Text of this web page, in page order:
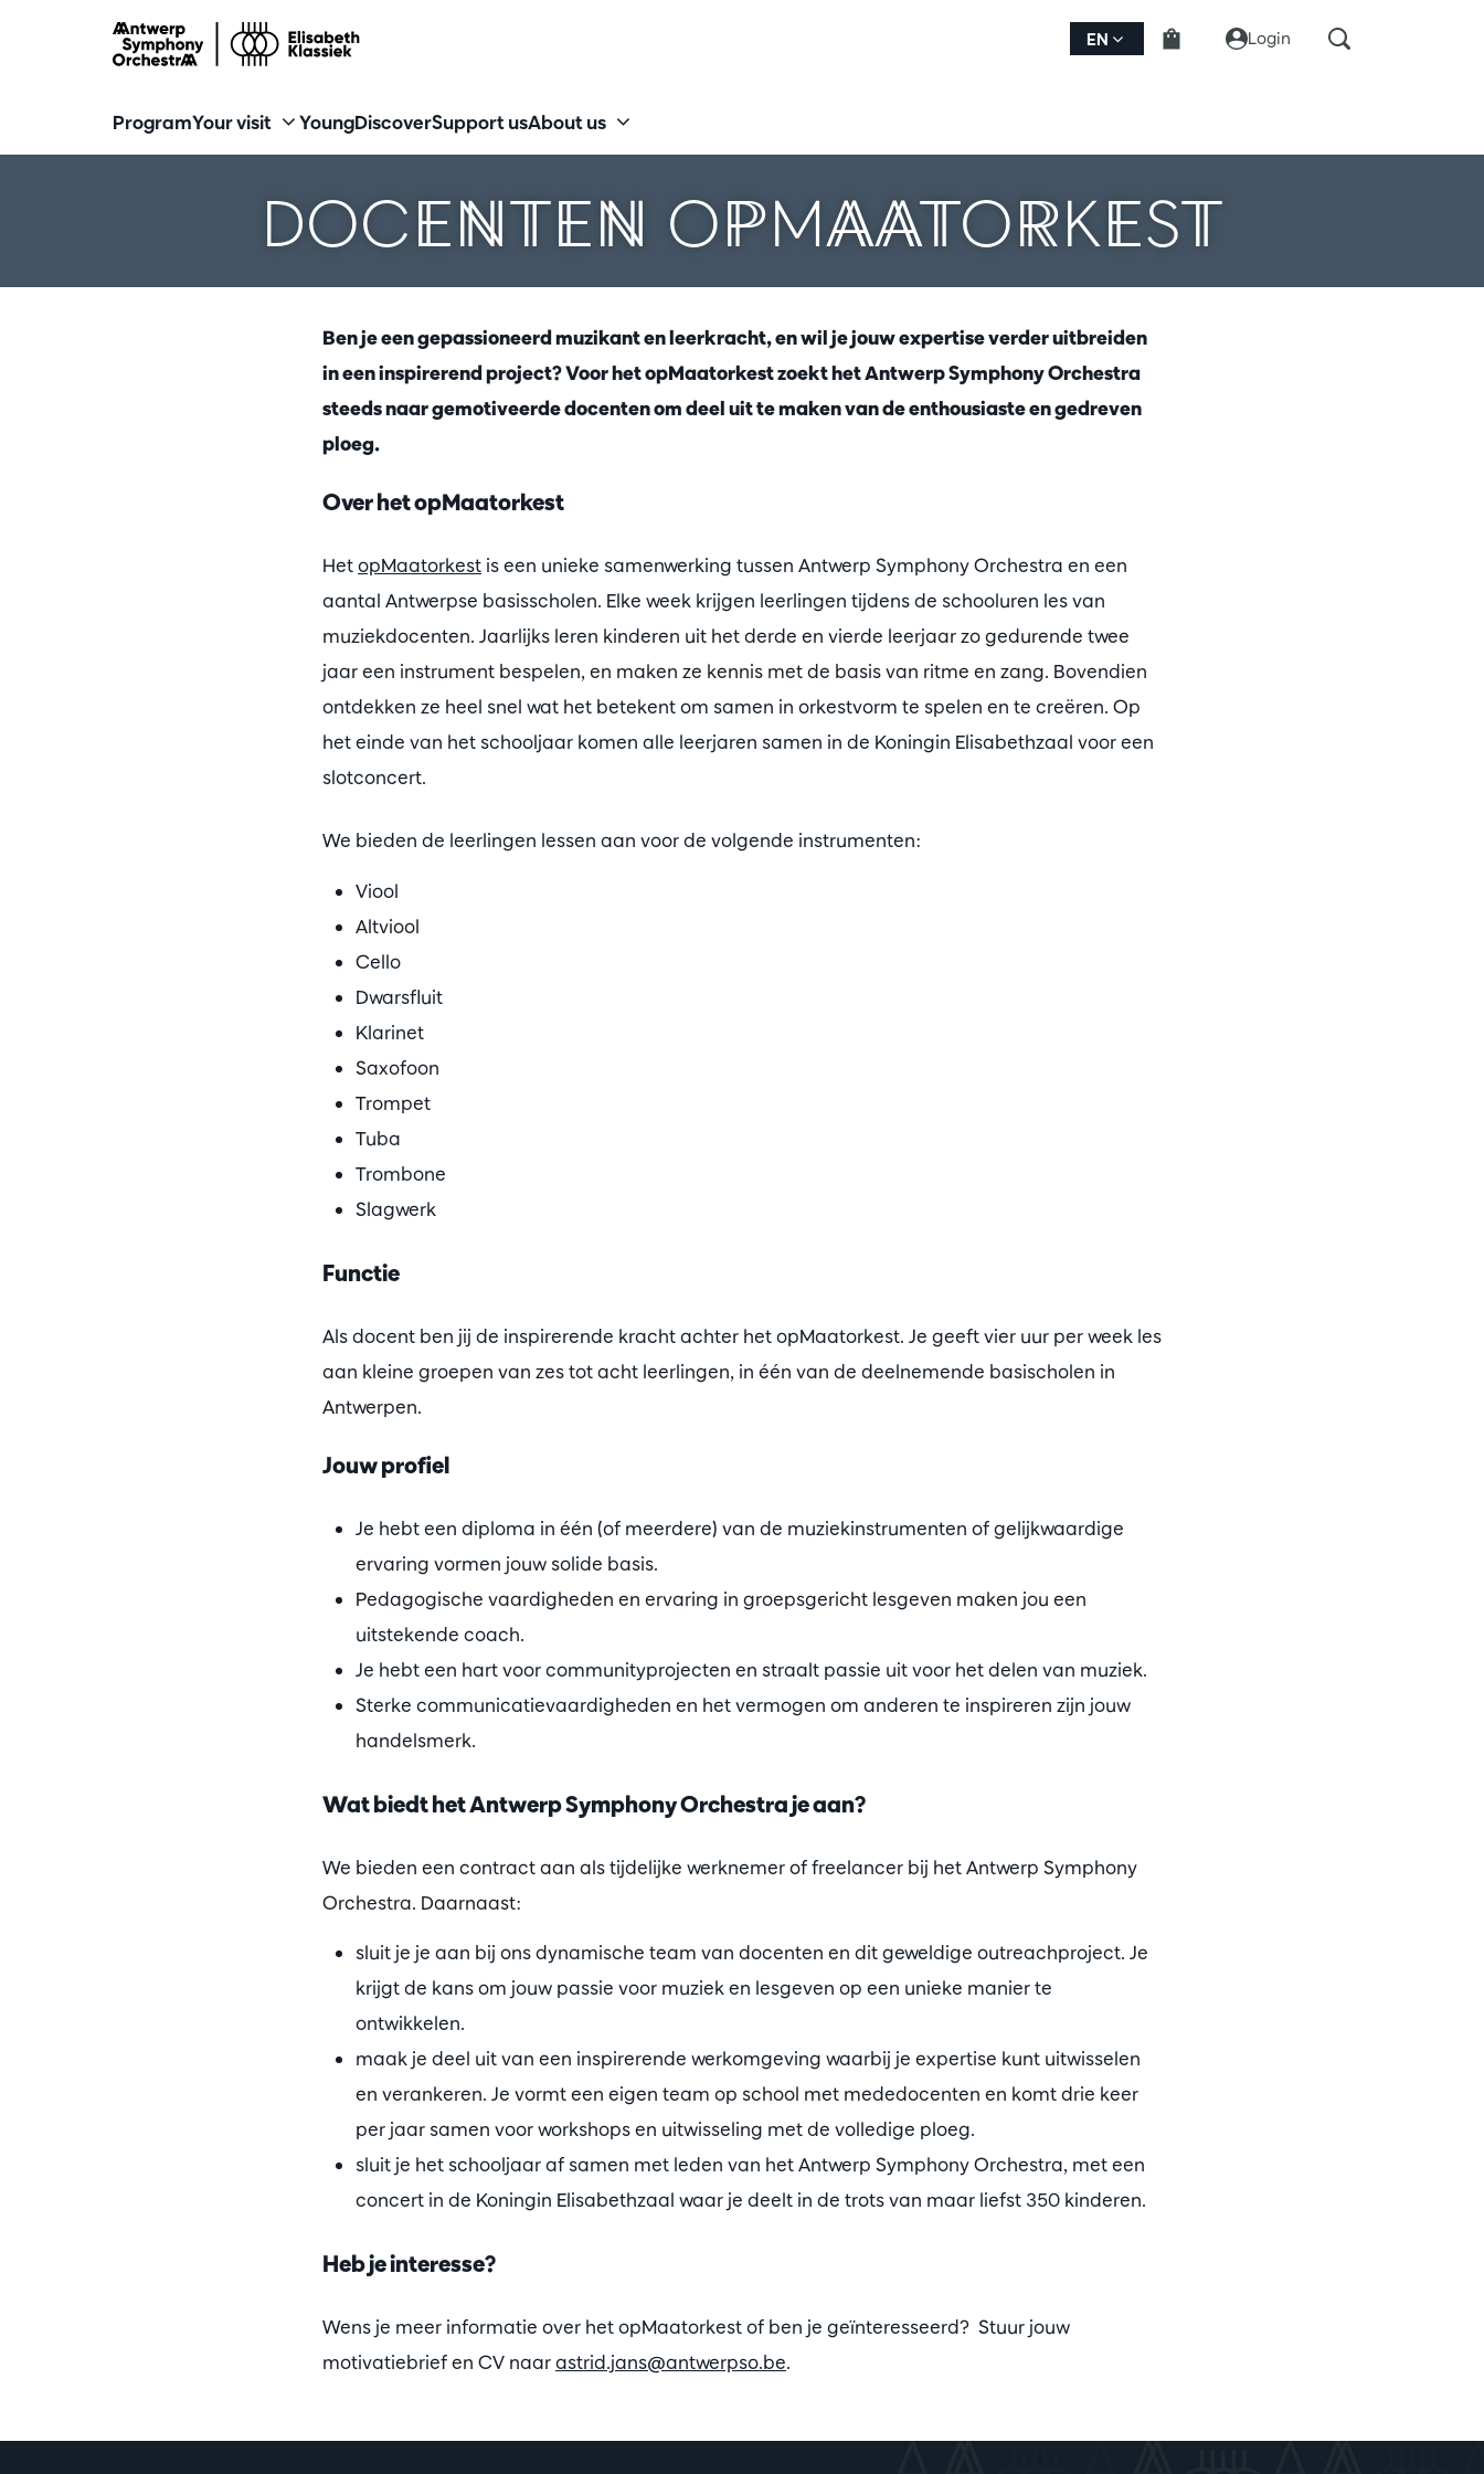
EN Login
ProgramYour visit YoungDiscoverSupport usAbout us
DOCENTEN OPMAATORKEST
Ben je een gepassioneerd muzikant en leerkracht, en wil je jouw expertise verder uitbreiden
in een inspirerend project? Voor het opMaatorkest zoekt het Antwerp Symphony Orchestra
steeds naar gemotiveerde docenten om deel uit te maken van de enthousiaste en gedreven
ploeg.
Over het opMaatorkest
HetopMaatorkest is een unieke samenwerking tussen Antwerp Symphony Orchestra en een
aantal Antwerpse basisscholen. Elke week krijgen leerlingen tijdens de schooluren les van
muziekdocenten. Jaarlijks leren kinderen uit het derde en vierde leerjaar zo gedurende twee
jaar een instrument bespelen, en maken ze kennis met de basis van ritme en zang. Bovendien
ontdekken ze heel snel wat het betekent om samen in orkestvorm te spelen en te creëren. Op
het einde van het schooljaar komen alle leerjaren samen in de Koningin Elisabethzaal voor een
slotconcert.
We bieden de leerlingen lessen aan voor de volgende instrumenten:
Viool
Altviool
Cello
Dwarsfluit
Klarinet
Saxofoon
Trompet
Tuba
Trombone
Slagwerk
Functie​
Als docent ben jij de inspirerende kracht achter het opMaatorkest. Je geeft vier uur per week les
aan kleine groepen van zes tot acht leerlingen, in één van de deelnemende basischolen in
Antwerpen.
Jouw profiel
Je hebt een diploma in één (of meerdere) van de muziekinstrumenten of gelijkwaardige
ervaring vormen jouw solide basis.
Pedagogische vaardigheden en ervaring in groepsgericht lesgeven maken jou een
uitstekende coach.
Je hebt een hart voor communityprojecten en straalt passie uit voor het delen van muziek.
Sterke communicatievaardigheden en het vermogen om anderen te inspireren zijn jouw
handelsmerk.
Wat biedt het Antwerp Symphony Orchestra je aan?
We bieden een contract aan als tijdelijke werknemer of freelancer bij het Antwerp Symphony
Orchestra. Daarnaast:
sluit je je aan bij ons dynamische team van docenten en dit geweldige outreachproject. Je
krijgt de kans om jouw passie voor muziek en lesgeven op een unieke manier te
ontwikkelen.
maak je deel uit van een inspirerende werkomgeving waarbij je expertise kunt uitwisselen
en verankeren. Je vormt een eigen team op school met mededocenten en komt drie keer
per jaar samen voor workshops en uitwisseling met de volledige ploeg.
sluit je het schooljaar af samen met leden van het Antwerp Symphony Orchestra, met een
concert in de Koningin Elisabethzaal waar je deelt in de trots van maar liefst 350 kinderen.
Heb je interesse?
Wens je meer informatie over het opMaatorkest of ben je geïnteresseerd? Stuur jouw
motivatiebrief en CV naarastrid.jans@antwerpso.be.